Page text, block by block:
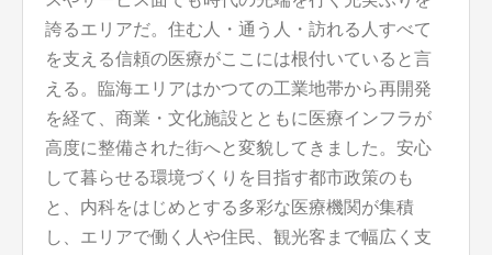
誇るエリアだ。住む人・通う人・訪れる人すべて
を支える信頼の医療がここには根付いていると言
える。臨海エリアはかつての工業地帯から再開発
を経て、商業・文化施設とともに医療インフラが
高度に整備された街へと変貌してきました。安心
して暮らせる環境づくりを目指す都市政策のも
と、内科をはじめとする多彩な医療機関が集積
し、エリアで働く人や住民、観光客まで幅広く支